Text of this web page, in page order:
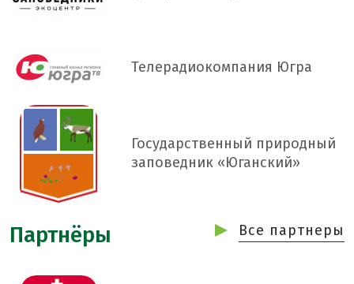
Телерадиокомпания Югра
Государственный природный
заповедник «Юганский»
Партнёры Все партнеры